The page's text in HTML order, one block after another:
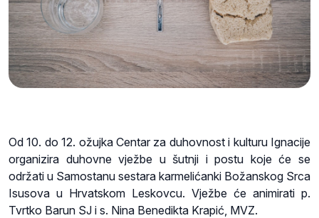
Od 10. do 12. ožujka Centar za duhovnost i kulturu Ignacije
organizira duhovne vježbe u šutnji i postu koje će se
održati u Samostanu sestara karmelićanki Božanskog Srca
Isusova u Hrvatskom Leskovcu. Vježbe će animirati p.
Tvrtko Barun SJ i s. Nina Benedikta Krapić, MVZ.